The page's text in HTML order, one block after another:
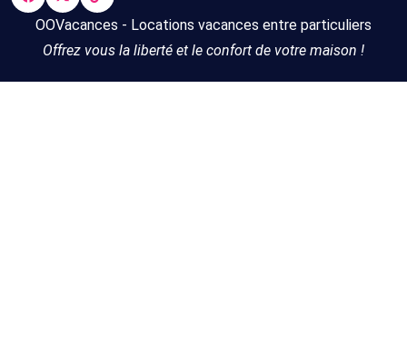
OOVacances - Locations vacances entre particuliers
Offrez vous la liberté et le confort de votre maison !